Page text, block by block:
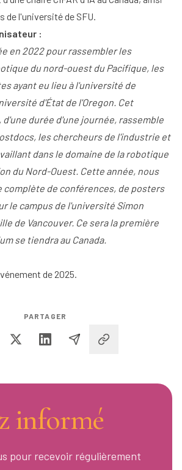
de l'université de SFU.
:
en 2022 pour rassembler les
du nord-ouest du Pacifique, les
ayant eu lieu à l'université de
d'État de l'Oregon. Cet
durée d'une journée, rassemble
les chercheurs de l'industrie et
dans le domaine de la robotique
du Nord-Ouest. Cette année, nous
complète de conférences, de posters
le campus de l'université Simon
de Vancouver. Ce sera la première
se tiendra au Canada.
de 2025.
PARTAGER
informé
pour recevoir régulièrement